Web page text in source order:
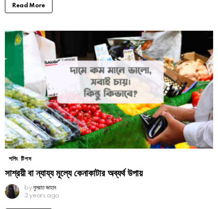
Read More
শপিং টিপস
সাশ্রয়ী বা ন্যায্য মূল্যে কেনাকাটার অব্যর্থ উপায়
by নুসরাত জাহান
3 years ago